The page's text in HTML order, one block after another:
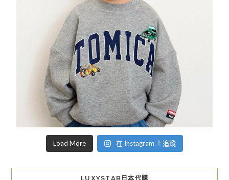
Load More 在 Instagram 上追蹤
LUXYSTAR日本代購